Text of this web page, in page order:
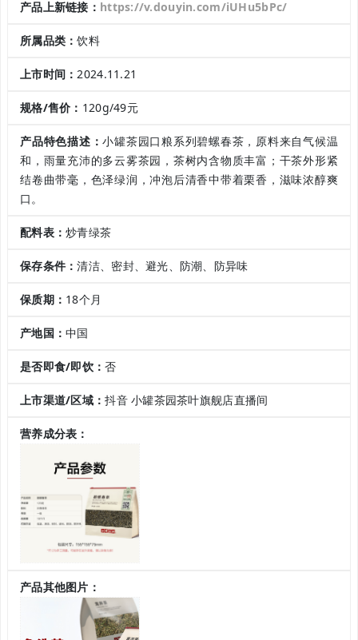
产品上新链接： https://v.douyin.com/iUHu5bPc/
所属品类：饮料
上市时间：2024.11.21
规格/售价： 120g/49元
产品特色描述：小罐茶园口粮系列碧螺春茶，原料来自气候温
和，雨量充沛的多云雾茶园，茶树内含物质丰富；干茶外形紧
结卷曲带毫，色泽绿润，冲泡后清香中带着栗香，滋味浓醇爽
口。
配料表：炒青绿茶
保存条件：清洁、密封、避光、防潮、防异味
保质期： 18个月
产地国：中国
是否即食/即饮：否
上市渠道/区域：抖音 小罐茶园茶叶旗舰店直播间
营养成分表：
产品其他图片：